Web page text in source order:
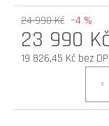
24 990 Kč –4 %
23 990 Kč
19 826,45 Kč bez
inokim
ox
super
21ah
990